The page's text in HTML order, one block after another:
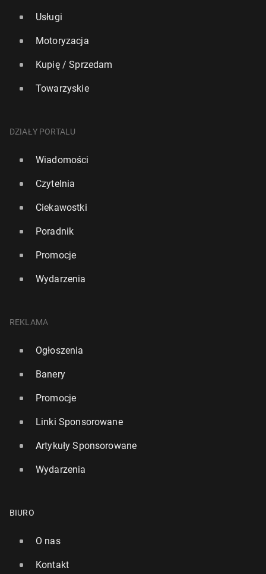
Usługi
Motoryzacja
Kupię / Sprzedam
Towarzyskie
DZIAŁY PORTALU
Wiadomości
Czytelnia
Ciekawostki
Poradnik
Promocje
Wydarzenia
REKLAMA
Ogłoszenia
Banery
Promocje
Linki Sponsorowane
Artykuły Sponsorowane
Wydarzenia
BIURO
O nas
Kontakt